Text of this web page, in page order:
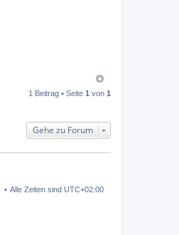
1 Beitrag • Seite 1 von 1
Gehe zu Forum
Alle Zeiten sind UTC+02:00